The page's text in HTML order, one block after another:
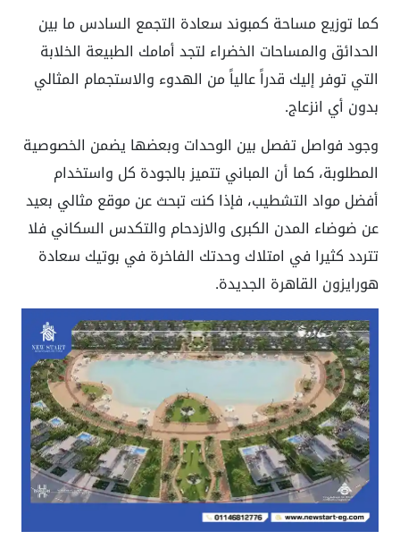
كما توزيع مساحة كمبوند سعادة التجمع السادس ما بين
الحدائق والمساحات الخضراء لتجد أمامك الطبيعة الخلابة
التي توفر إليك قدراً عالياً من الهدوء والاستجمام المثالي
بدون أي انزعاج.
وجود فواصل تفصل بين الوحدات وبعضها يضمن الخصوصية
المطلوبة، كما أن المباني تتميز بالجودة كل واستخدام
أفضل مواد التشطيب، فإذا كنت تبحث عن موقع مثالي بعيد
عن ضوضاء المدن الكبرى والازدحام والتكدس السكاني فلا
تتردد كثيرا في امتلاك وحدتك الفاخرة في بوتيك سعادة
هورايزون القاهرة الجديدة.